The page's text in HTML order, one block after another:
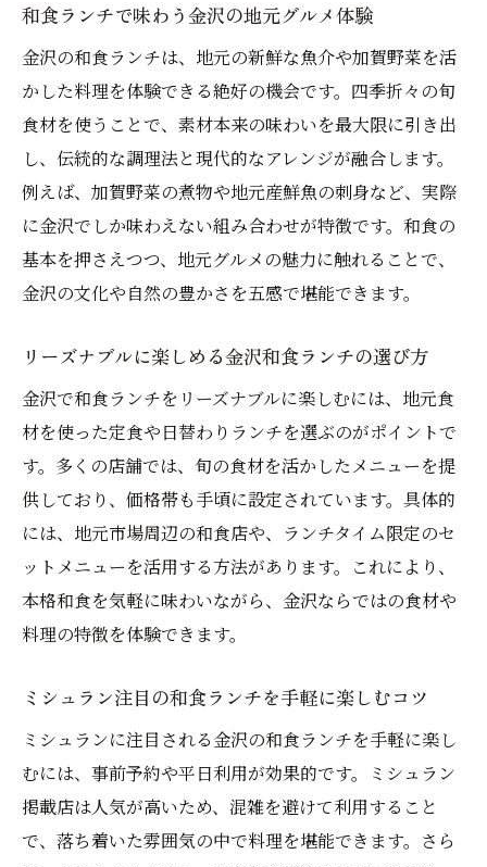
和食ランチで味わう金沢の地元グルメ体験
金沢の和食ランチは、地元の新鮮な魚介や加賀野菜を活
かした料理を体験できる絶好の機会です。四季折々の旬
食材を使うことで、素材本来の味わいを最大限に引き出
し、伝統的な調理法と現代的なアレンジが融合します。
例えば、加賀野菜の煮物や地元産鮮魚の刺身など、実際
に金沢でしか味わえない組み合わせが特徴です。和食の
基本を押さえつつ、地元グルメの魅力に触れることで、
金沢の文化や自然の豊かさを五感で堪能できます。
リーズナブルに楽しめる金沢和食ランチの選び方
金沢で和食ランチをリーズナブルに楽しむには、地元食
材を使った定食や日替わりランチを選ぶのがポイントで
す。多くの店舗では、旬の食材を活かしたメニューを提
供しており、価格帯も手頃に設定されています。具体的
には、地元市場周辺の和食店や、ランチタイム限定のセ
ットメニューを活用する方法があります。これにより、
本格和食を気軽に味わいながら、金沢ならではの食材や
料理の特徴を体験できます。
ミシュラン注目の和食ランチを手軽に楽しむコツ
ミシュランに注目される金沢の和食ランチを手軽に楽し
むには、事前予約や平日利用が効果的です。ミシュラン
掲載店は人気が高いため、混雑を避けて利用すること
で、落ち着いた雰囲気の中で料理を堪能できます。さら